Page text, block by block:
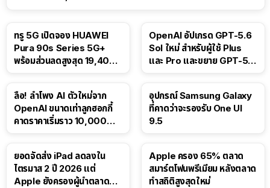
ทรู 5G เปิดจอง HUAWEI
Pura 90s Series 5G+
พร้อมส่วนลดสูงสุด 19,400
OpenAI อัปเกรด GPT-5.6
Sol ใหม่ สำหรับผู้ใช้ Plus
และ Pro และขยาย GPT-5.6
ลือ! ลำโพง AI ตัวใหม่จาก
OpenAI ขนาดเท่าลูกฮอกกี้
คาดราคาเริ่มราว 10,000
อุปกรณ์ Samsung Galaxy
ที่คาดว่าจะรองรับ One UI
9.5
ยอดจัดส่ง iPad ลดลงใน
ไตรมาส 2 ปี 2026 แต่
Apple ยังครองผู้นำตลาด
Apple ครอง 65% ตลาด
สมาร์ตโฟนพรีเมียม หลังตลาด
ทำสถิติสูงสุดใหม่